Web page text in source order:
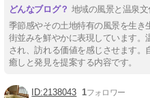
地域の風景と温泉
季節感やその土地特有の風景を生
街並みを鮮やかに表現しています
され、訪れる価値を感じさせます
癒しと発見を提案する内容です。
2138043 1